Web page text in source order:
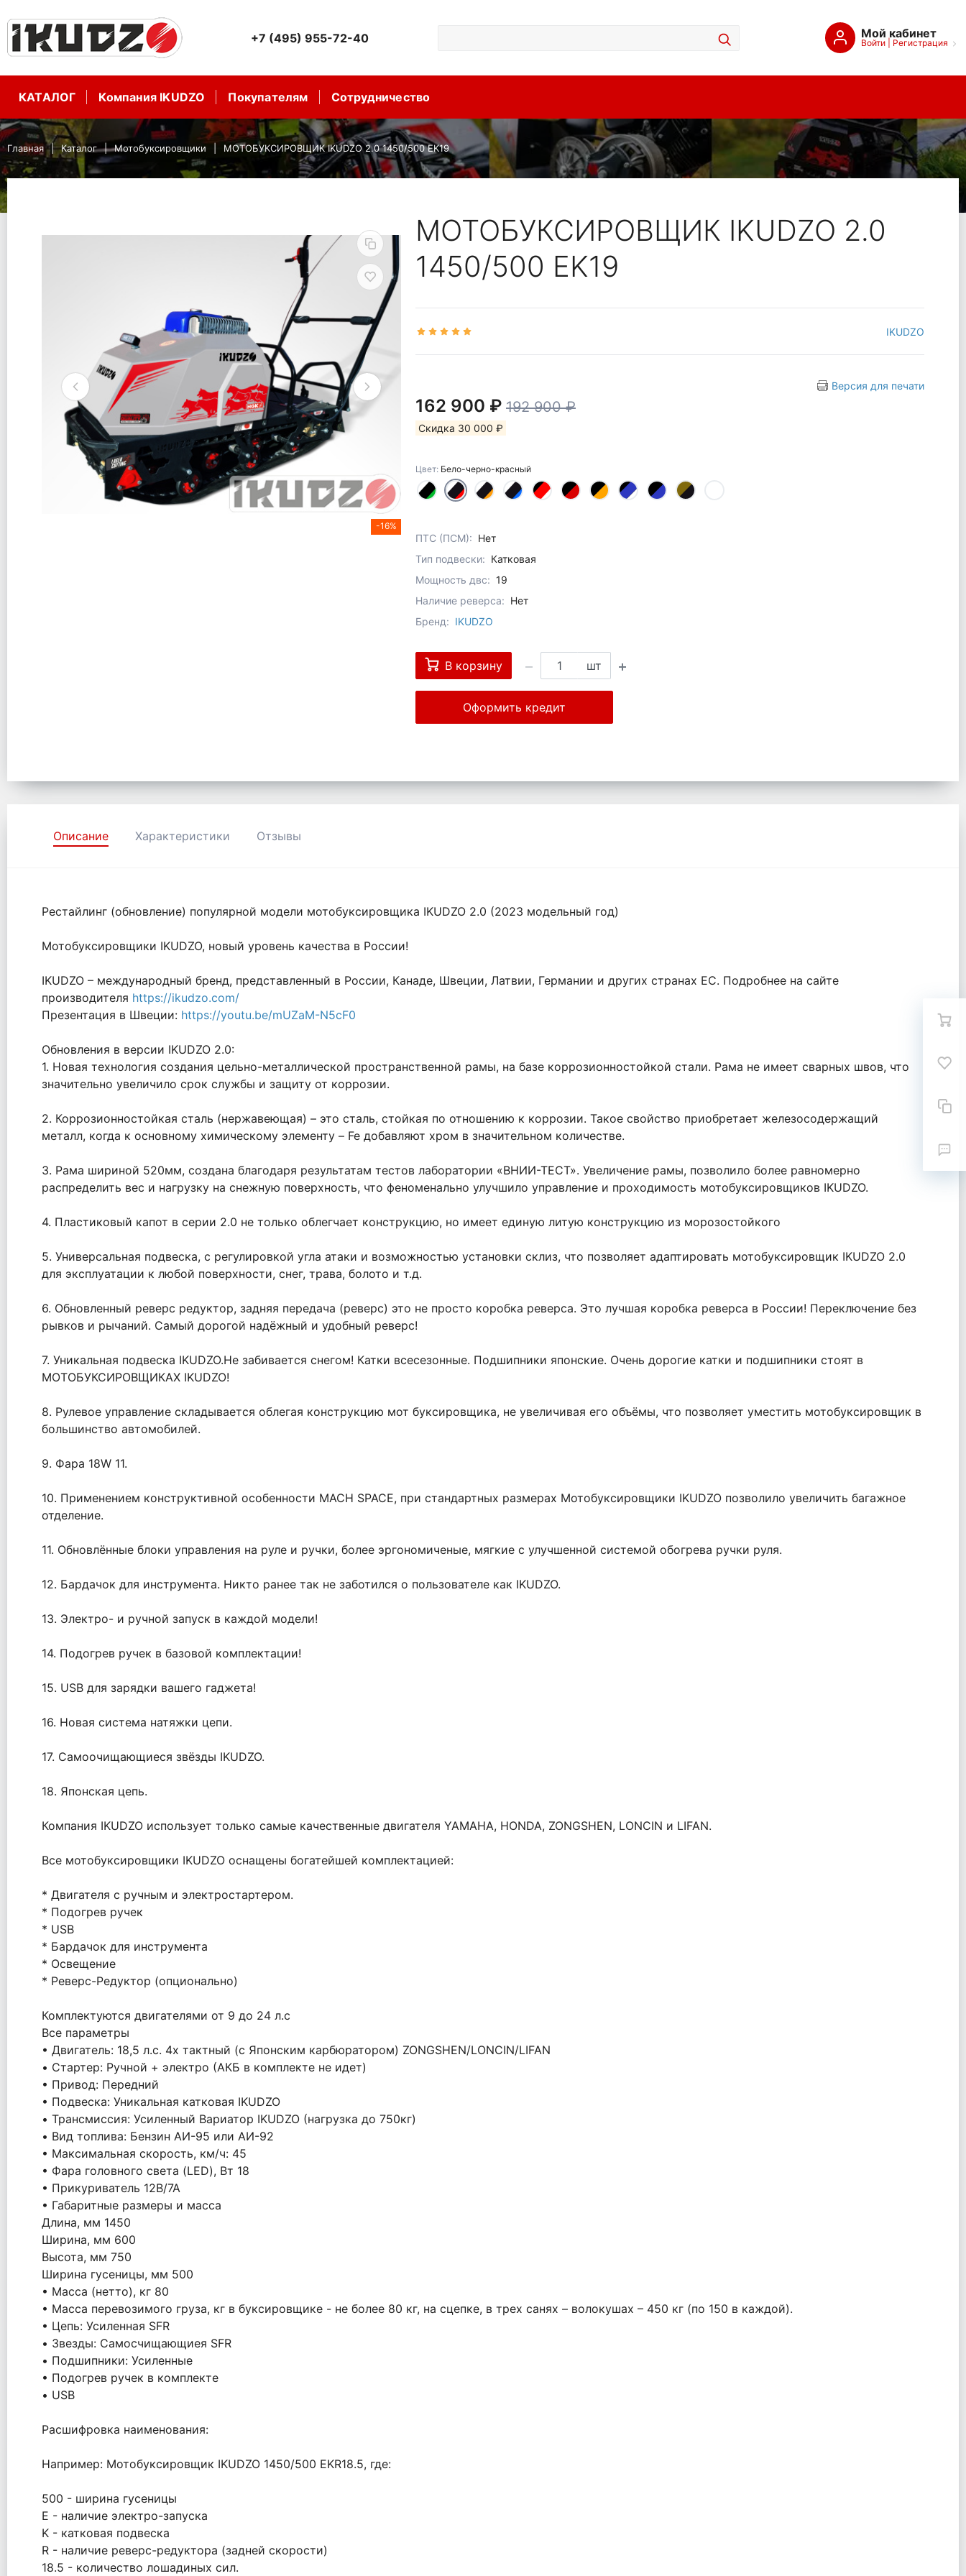
+7 (495) 955-72-40 Мой кабинет
Войти| Регистрация
КАТАЛОГ Компания IKUDZO Покупателям Сотрудничество
Главная Каталог Мотобуксировщики МОТОБУКСИРОВЩИК IKUDZO 2.0 1450/500 EK19
-16%
МОТОБУКСИРОВЩИК IKUDZO 2.0
1450/500 EK19
IKUDZO
Версия для печати
162 900 ₽ 192 900 ₽
Скидка 30 000 ₽
Цвет: Бело-черно-красный
ПТС (ПСМ): Нет
Тип подвески: Катковая
Мощность двс: 19
Наличие реверса: Нет
Бренд: IKUDZO
В корзину шт
Оформить кредит
Описание Характеристики Отзывы
Рестайлинг (обновление) популярной модели мотобуксировщика IKUDZO 2.0 (2023 модельный год)
Мотобуксировщики IKUDZO, новый уровень качества в России!
IKUDZO – международный бренд, представленный в России, Канаде, Швеции, Латвии, Германии и других странах ЕС. Подробнее на сайте
производителя https://ikudzo.com/
Презентация в Швеции: https://youtu.be/mUZaM-N5cF0
Обновления в версии IKUDZO 2.0:
1. Новая технология создания цельно-металлической пространственной рамы, на базе коррозионностойкой стали. Рама не имеет сварных швов, что
значительно увеличило срок службы и защиту от коррозии.
2. Коррозионностойкая сталь (нержавеющая) – это сталь, стойкая по отношению к коррозии. Такое свойство приобретает железосодержащий
металл, когда к основному химическому элементу – Fe добавляют хром в значительном количестве.
3. Рама шириной 520мм, создана благодаря результатам тестов лаборатории «ВНИИ-ТЕСТ». Увеличение рамы, позволило более равномерно
распределить вес и нагрузку на снежную поверхность, что феноменально улучшило управление и проходимость мотобуксировщиков IKUDZO.
4. Пластиковый капот в серии 2.0 не только облегчает конструкцию, но имеет единую литую конструкцию из морозостойкого
5. Универсальная подвеска, с регулировкой угла атаки и возможностью установки склиз, что позволяет адаптировать мотобуксировщик IKUDZO 2.0
для эксплуатации к любой поверхности, снег, трава, болото и т.д.
6. Обновленный реверс редуктор, задняя передача (реверс) это не просто коробка реверса. Это лучшая коробка реверса в России! Переключение без
рывков и рычаний. Самый дорогой надёжный и удобный реверс!
7. Уникальная подвеска IKUDZO.Не забивается снегом! Катки всесезонные. Подшипники японские. Очень дорогие катки и подшипники стоят в
МОТОБУКСИРОВЩИКАХ IKUDZO!
8. Рулевое управление складывается облегая конструкцию мот буксировщика, не увеличивая его объёмы, что позволяет уместить мотобуксировщик в
большинство автомобилей.
9. Фара 18W 11.
10. Применением конструктивной особенности MACH SPACE, при стандартных размерах Мотобуксировщики IKUDZO позволило увеличить багажное
отделение.
11. Обновлённые блоки управления на руле и ручки, более эргономиченые, мягкие с улучшенной системой обогрева ручки руля.
12. Бардачок для инструмента. Никто ранее так не заботился о пользователе как IKUDZO.
13. Электро- и ручной запуск в каждой модели!
14. Подогрев ручек в базовой комплектации!
15. USB для зарядки вашего гаджета!
16. Новая система натяжки цепи.
17. Самоочищающиеся звёзды IKUDZO.
18. Японская цепь.
Компания IKUDZO использует только самые качественные двигателя YAMAHA, HONDA, ZONGSHEN, LONCIN и LIFAN.
Все мотобуксировщики IKUDZO оснащены богатейшей комплектацией:
* Двигателя с ручным и электростартером.
* Подогрев ручек
* USB
* Бардачок для инструмента
* Освещение
* Реверс-Редуктор (опционально)
Комплектуются двигателями от 9 до 24 л.с
Все параметры
• Двигатель: 18,5 л.с. 4х тактный (c Японским карбюратором) ZONGSHEN/LONCIN/LIFAN
• Стартер: Ручной + электро (АКБ в комплекте не идет)
• Привод: Передний
• Подвеска: Уникальная катковая IKUDZO
• Трансмиссия: Усиленный Вариатор IKUDZO (нагрузка до 750кг)
• Вид топлива: Бензин АИ-95 или АИ-92
• Максимальная скорость, км/ч: 45
• Фара головного света (LED), Вт 18
• Прикуриватель 12В/7А
• Габаритные размеры и масса
Длина, мм 1450
Ширина, мм 600
Высота, мм 750
Ширина гусеницы, мм 500
• Масса (нетто), кг 80
• Масса перевозимого груза, кг в буксировщике - не более 80 кг, на сцепке, в трех санях – волокушах – 450 кг (по 150 в каждой).
• Цепь: Усиленная SFR
• Звезды: Самосчищающиея SFR
• Подшипники: Усиленные
• Подогрев ручек в комплекте
• USB
Расшифровка наименования:
Например: Мотобуксировщик IKUDZO 1450/500 EKR18.5, где:
500 - ширина гусеницы
E - наличие электро-запуска
K - катковая подвеска
R - наличие реверс-редуктора (задней скорости)
18.5 - количество лошадиных сил.